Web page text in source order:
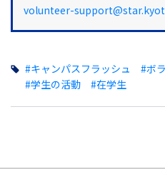
volunteer-
#キャンパスフラッシュ
#ボ
#学生の活動
#在学生